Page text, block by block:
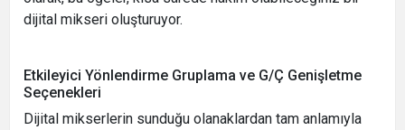
dijital mikseri oluşturuyor.
Etkileyici Yönlendirme Gruplama ve G/Ç Genişletme
Seçenekleri
Dijital mikserlerin sunduğu olanaklardan tam anlamıyla